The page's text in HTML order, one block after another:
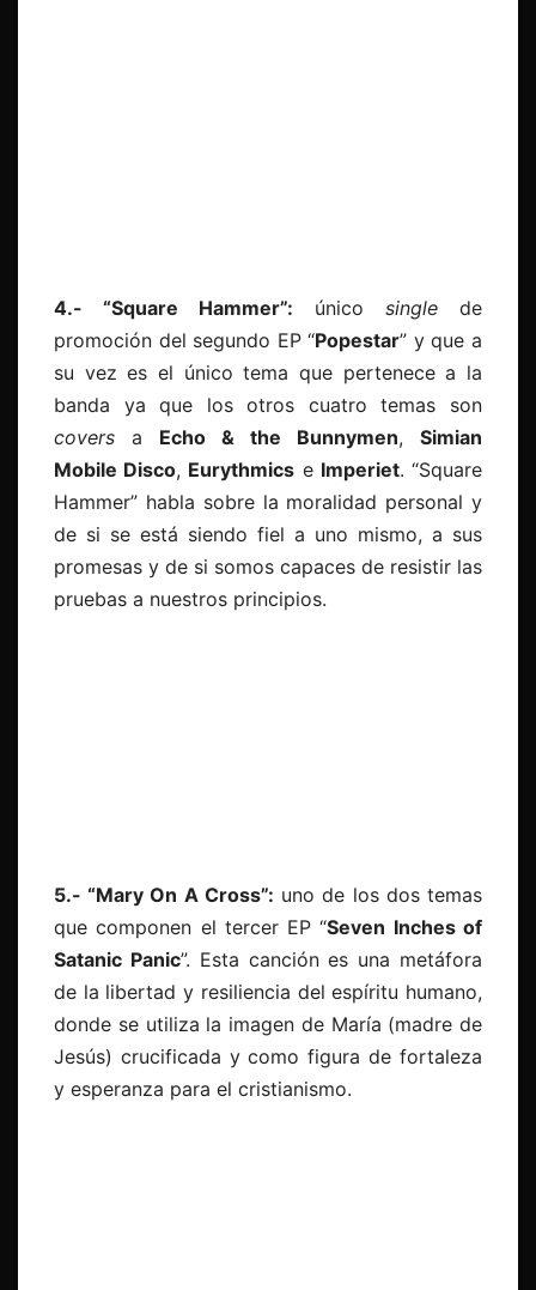
4.- “Square Hammer”: único single de
promoción del segundo EP “Popestar” y que a
su vez es el único tema que pertenece a la
banda ya que los otros cuatro temas son
covers a Echo & the Bunnymen, Simian
Mobile Disco, Eurythmics e Imperiet. “Square
Hammer” habla sobre la moralidad personal y
de si se está siendo fiel a uno mismo, a sus
promesas y de si somos capaces de resistir las
pruebas a nuestros principios.
5.- “Mary On A Cross”: uno de los dos temas
que componen el tercer EP “Seven Inches of
Satanic Panic”. Esta canción es una metáfora
de la libertad y resiliencia del espíritu humano,
donde se utiliza la imagen de María (madre de
Jesús) crucificada y como figura de fortaleza
y esperanza para el cristianismo.